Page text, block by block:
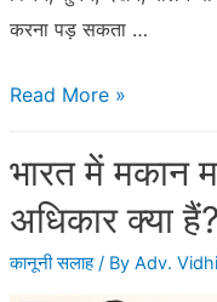
करना पड़ सकता …
विकलांग
के
साथ
वर्कप्लेस
हरस्मेंट
Read More »
भारत में मकान
अधिकार क्या हैं?
कानूनी सलाह/ By Adv.